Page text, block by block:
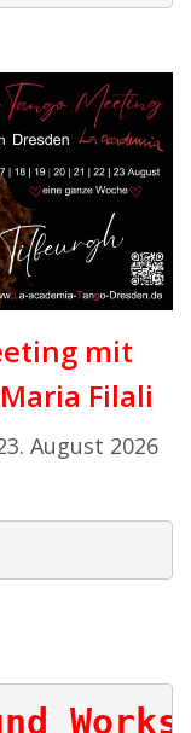
mit
Filali
August 2026